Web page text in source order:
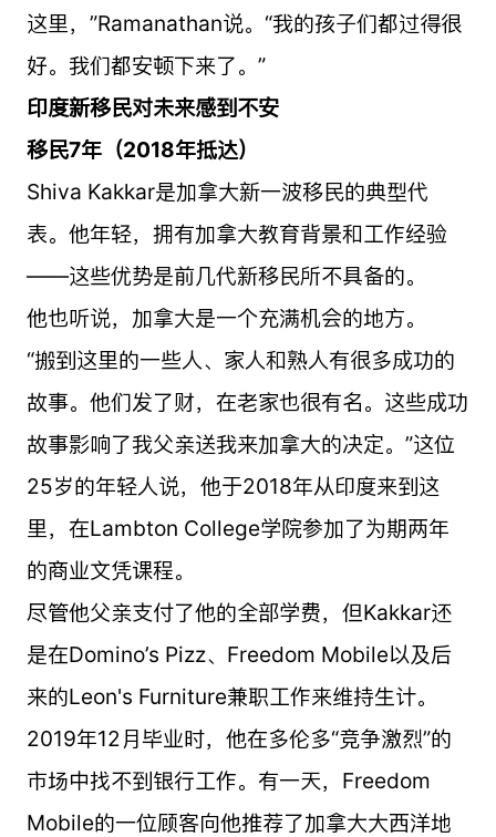
这里，”Ramanathan说。“我的孩子们都过得很
好。我们都安顿下来了。”
印度新移民对未来感到不安
移民7年（2018年抵达）
Shiva Kakkar是加拿大新一波移民的典型代
表。他年轻，拥有加拿大教育背景和工作经验
——这些优势是前几代新移民所不具备的。
他也听说，加拿大是一个充满机会的地方。
“搬到这里的一些人、家人和熟人有很多成功的
故事。他们发了财，在老家也很有名。这些成功
故事影响了我父亲送我来加拿大的决定。”这位
25岁的年轻人说，他于2018年从印度来到这
里，在Lambton College学院参加了为期两年
的商业文凭课程。
尽管他父亲支付了他的全部学费，但Kakkar还
是在Domino’s Pizz、Freedom Mobile以及后
来的Leon's Furniture兼职工作来维持生计。
2019年12月毕业时，他在多伦多“竞争激烈”的
市场中找不到银行工作。有一天，Freedom
Mobile的一位顾客向他推荐了加拿大大西洋地